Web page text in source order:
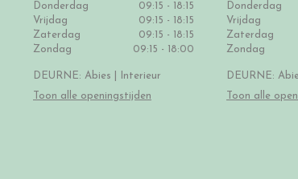
Donderdag
09:15 - 18:15
Vrijdag
09:15 - 18:15
Zaterdag
09:15 - 18:15
Zondag
09:15 - 18:00
DEURNE: Abies | Interieur
Toon alle openingstijden
Donderdag
Vrijdag
Zaterdag
Zondag
DEURNE:
Toon alle